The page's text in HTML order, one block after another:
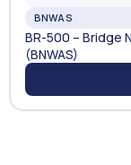
BNWAS
BR-500 – Bridge
(BNWAS)